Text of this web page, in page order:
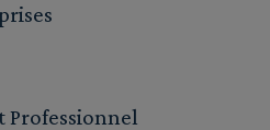
Professionnel